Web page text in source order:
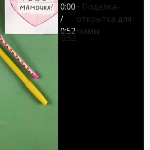
0:00
/
0:52
Поделка-
открытка для
мамы
0:52